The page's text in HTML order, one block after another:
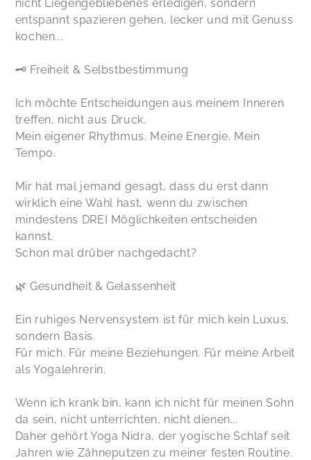
nicht Liegengebliebenes erledigen, sondern
entspannt spazieren gehen, lecker und mit Genuss
kochen...
🗝️ Freiheit & Selbstbestimmung
Ich möchte Entscheidungen aus meinem Inneren
treffen, nicht aus Druck.
Mein eigener Rhythmus. Meine Energie. Mein
Tempo.
Mir hat mal jemand gesagt, dass du erst dann
wirklich eine Wahl hast, wenn du zwischen
mindestens DREI Möglichkeiten entscheiden
kannst.
Schon mal drüber nachgedacht?
🌿 Gesundheit & Gelassenheit
Ein ruhiges Nervensystem ist für mich kein Luxus,
sondern Basis.
Für mich. Für meine Beziehungen. Für meine Arbeit
als Yogalehrerin.
Wenn ich krank bin, kann ich nicht für meinen Sohn
da sein, nicht unterrichten, nicht dienen...
Daher gehört Yoga Nidra, der yogische Schlaf seit
Jahren wie Zähneputzen zu meiner festen Routine.